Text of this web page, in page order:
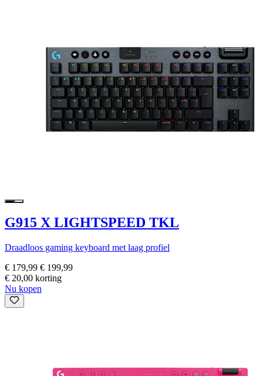
G915 X LIGHTSPEED TKL
Draadloos gaming keyboard met laag profiel
€ 179,99 € 199,99
€ 20,00 korting
Nu kopen